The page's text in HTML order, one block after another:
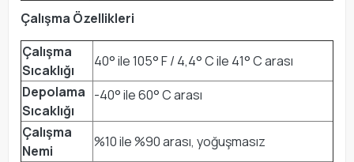
Çalışma Özellikleri
Çalışma
Sıcaklığı
40° ile 105° F / 4,4° C ile 41° C arası
Depolama
Sıcaklığı
-40° ile 60° C arası
Çalışma
Nemi
%10 ile %90 arası, yoğuşmasız